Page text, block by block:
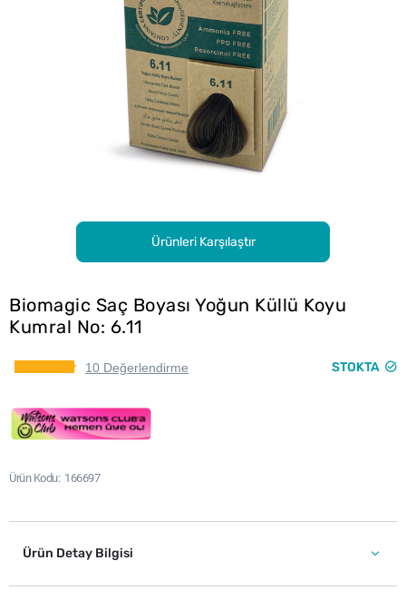
Ürünleri Karşılaştır
Biomagic Saç Boyası Yoğun Küllü Koyu
Kumral No: 6.11
10 Değerlendirme STOKTA
Ürün Kodu 166697
Ürün Detay Bilgisi